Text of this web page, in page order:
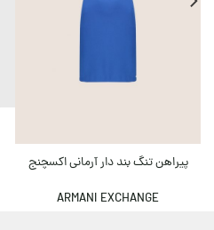
پیراهن تنگ بند دار آرمانی اکسچنج
ARMANI EXCHANGE